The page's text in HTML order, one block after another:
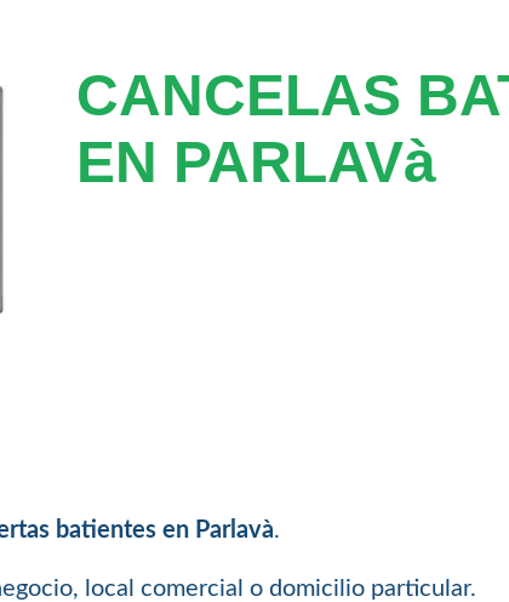
CANCELAS
EN PARLAVà
batientes en Parlavà.
local comercial o domicilio particular.